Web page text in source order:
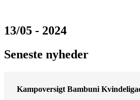
13/05 - 2024
Seneste nyheder
Kampoversigt Bambuni